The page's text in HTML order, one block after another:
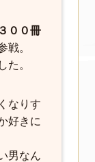
００冊
戦。
た。
なりす
好きに
男なん